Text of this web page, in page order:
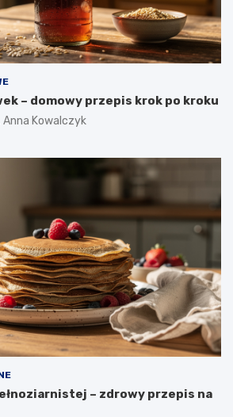
– domowy przepis krok po kroku
Anna Kowalczyk
– zdrowy przepis na